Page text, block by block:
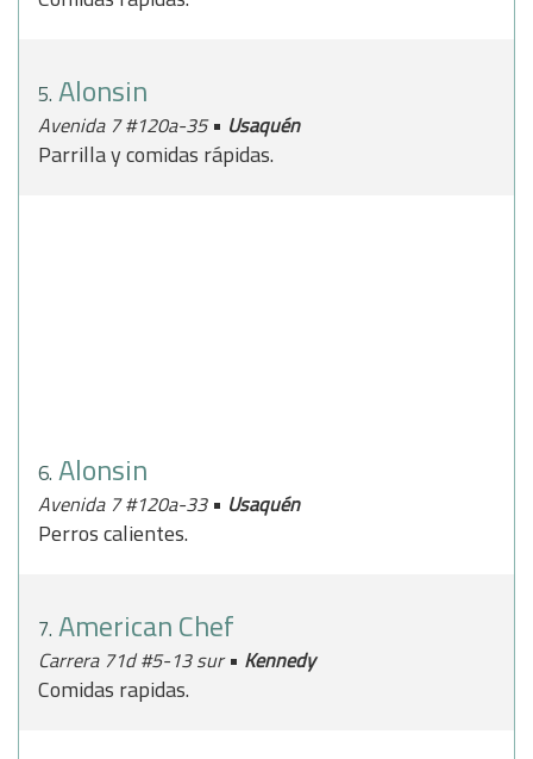
5. Alonsin
Avenida 7 #120a-35• Usaquén
Parrilla y comidas rápidas.
6. Alonsin
Avenida 7 #120a-33 • Usaquén
Perros calientes.
7. American Chef
Carrera 71d #5-13 sur• Kennedy
Comidas rapidas.